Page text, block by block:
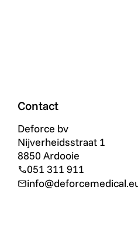
Contact
Deforce bv
Nijverheidsstraat 1
8850 Ardooie
051 311 911